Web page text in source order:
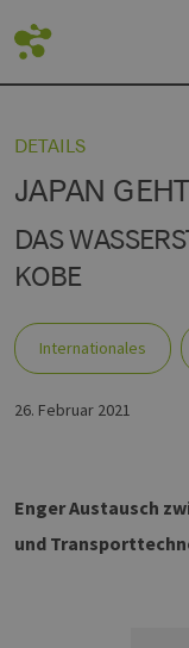
DETAILS
JAPAN
DAS
KOBE
Internationales
Enger Austausch
und
26. Februar 2021
REALLABOR
WORLD